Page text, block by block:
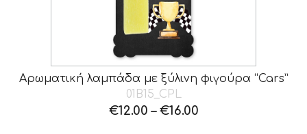
Αρωματική λαμπάδα με ξύλινη φιγούρα “Cars”
01B15_CPL
€12.00 – €16.00